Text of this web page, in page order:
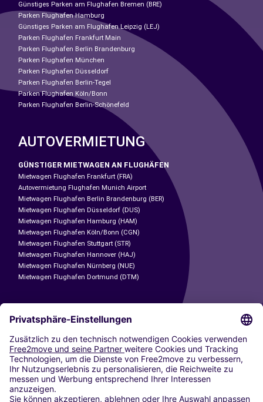
Günstiges Parken am Flughafen Bremen (BRE)
Parken Flughafen Hamburg
Günstiges Parken am Flughafen Leipzig (LEJ)
Parken Flughafen Frankfurt Main
Parken Flughafen Berlin Brandenburg
Parken Flughafen München
Parken Flughafen Düsseldorf
Parken Flughafen Berlin-Tegel
Parken Flughafen Köln/Bonn
Parken Flughafen Berlin-Schönefeld
AUTOVERMIETUNG
GÜNSTIGER MIETWAGEN AN FLUGHÄFEN
Mietwagen Flughafen Frankfurt (FRA)
Autovermietung Flughafen Munich Airport
Mietwagen Flughafen Berlin Brandenburg (BER)
Mietwagen Flughafen Düsseldorf (DUS)
Mietwagen Flughafen Hamburg (HAM)
Mietwagen Flughafen Köln/Bonn (CGN)
Mietwagen Flughafen Stuttgart (STR)
Mietwagen Flughafen Hannover (HAJ)
Mietwagen Flughafen Nürnberg (NUE)
Mietwagen Flughafen Dortmund (DTM)
CARSHARING
UNSERE STÄDTE
Paris
Madrid
Washington DC
Mailand
Rom